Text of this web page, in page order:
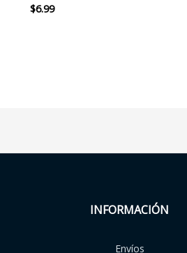
$6.99
INFORMACIÓN
Envíos